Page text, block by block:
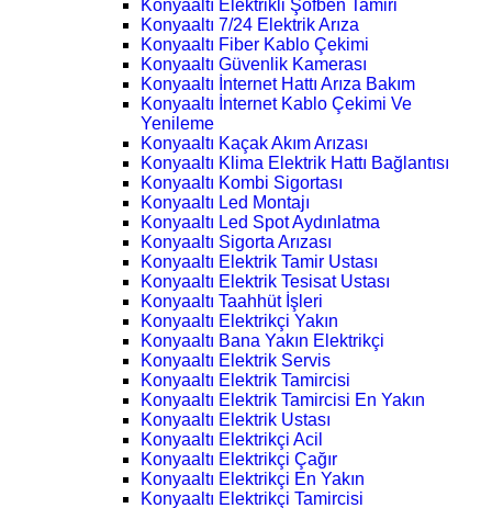
Konyaaltı Elektrikli Şofben Tamiri
Konyaaltı 7/24 Elektrik Arıza
Konyaaltı Fiber Kablo Çekimi
Konyaaltı Güvenlik Kamerası
Konyaaltı İnternet Hattı Arıza Bakım
Konyaaltı İnternet Kablo Çekimi Ve
Yenileme
Konyaaltı Kaçak Akım Arızası
Konyaaltı Klima Elektrik Hattı Bağlantısı
Konyaaltı Kombi Sigortası
Konyaaltı Led Montajı
Konyaaltı Led Spot Aydınlatma
Konyaaltı Sigorta Arızası
Konyaaltı Elektrik Tamir Ustası
Konyaaltı Elektrik Tesisat Ustası
Konyaaltı Taahhüt İşleri
Konyaaltı Elektrikçi Yakın
Konyaaltı Bana Yakın Elektrikçi
Konyaaltı Elektrik Servis
Konyaaltı Elektrik Tamircisi
Konyaaltı Elektrik Tamircisi En Yakın
Konyaaltı Elektrik Ustası
Konyaaltı Elektrikçi Acil
Konyaaltı Elektrikçi Çağır
Konyaaltı Elektrikçi En Yakın
Konyaaltı Elektrikçi Tamircisi